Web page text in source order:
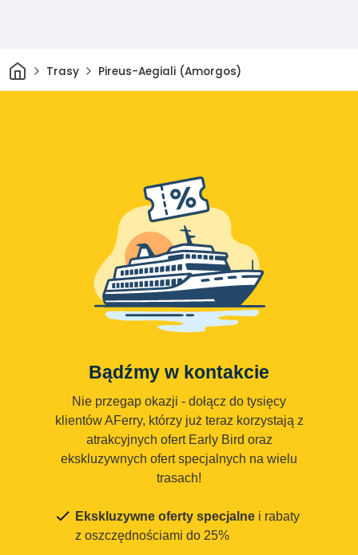
DomTrasy Pireus-Aegiali (Amorgos)
Bądźmy w kontakcie
Nie przegap okazji - dołącz do tysięcy
klientów AFerry, którzy już teraz korzystają z
atrakcyjnych ofert Early Bird oraz
ekskluzywnych ofert specjalnych na wielu
trasach!
Ekskluzywne oferty specjalne i rabaty
z oszczędnościami do 25%